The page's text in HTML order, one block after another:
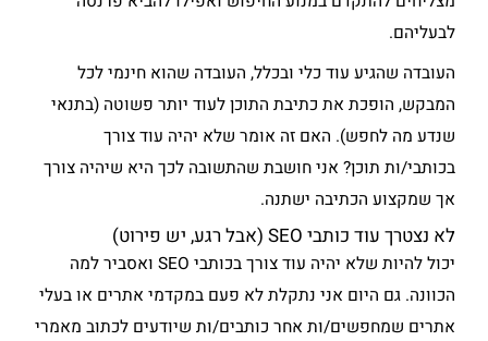
לבעליהם.
העובדה שהגיע עוד כלי ובכלל, העובדה שהוא חינמי לכל
המבקש, הופכת את כתיבת התוכן לעוד יותר פשוטה (בתנאי
שנדע מה לחפש). האם זה אומר שלא יהיה עוד צורך
בכותבי/ות תוכן? אני חושבת שהתשובה לכך היא שיהיה צורך
אך שמקצוע הכתיבה ישתנה.
לא נצטרך עוד כותבי SEO (אבל רגע, יש פירוט)
יכול להיות שלא יהיה עוד צורך בכותבי SEO ואסביר למה
הכוונה. גם היום אני נתקלת לא פעם במקדמי אתרים או בעלי
אתרים שמחפשים/ות אחר כותבים/ות שיודעים לכתוב מאמרי